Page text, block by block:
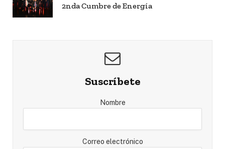
2nda Cumbre de Energía
Suscríbete
Nombre
Correo electrónico